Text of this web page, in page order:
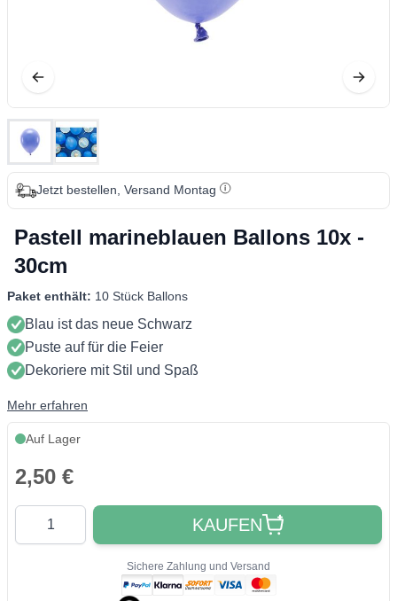
Jetzt bestellen, Versand Montag
Pastell marineblauen Ballons 10x -
30cm
Paket enthält: 10 Stück Ballons
Blau ist das neue Schwarz
Puste auf für die Feier
Dekoriere mit Stil und Spaß
Mehr erfahren
Auf Lager
2,50 €
Quantity
KAUFEN
Sichere Zahlung und Versand